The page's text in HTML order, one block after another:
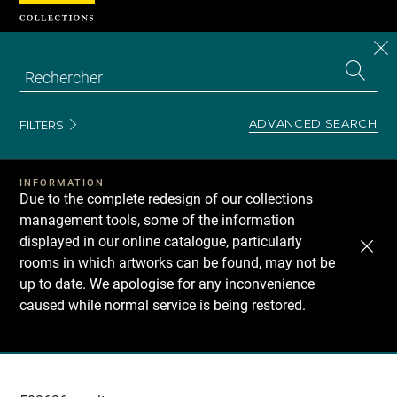
FILTERS ADVANCED SEARCH
INFORMATION
Due to the complete redesign of our collections
management tools, some of the information
displayed in our online catalogue, particularly
rooms in which artworks can be found, may not be
up to date. We apologise for any inconvenience
caused while normal service is being restored.
Recherche
Cookies management panel